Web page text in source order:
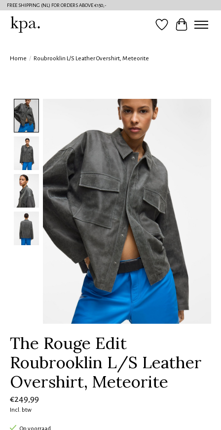
FREE SHIPPING (NL) FOR ORDERS ABOVE €150,-
Verlanglijst
Home / Roubrooklin L/S Leather Overshirt, Meteorite
Product image slideshow Items
The Rouge Edit
Roubrooklin L/S Leather
Overshirt, Meteorite
€249,99
Incl. btw